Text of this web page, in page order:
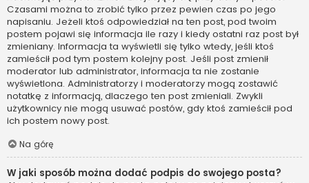
Czasami można to zrobić tylko przez pewien czas po jego
napisaniu. Jeżeli ktoś odpowiedział na ten post, pod twoim
postem pojawi się informacja ile razy i kiedy ostatni raz post był
zmieniany. Informacja ta wyświetli się tylko wtedy, jeśli ktoś
zamieścił pod tym postem kolejny post. Jeśli post zmienił
moderator lub administrator, informacja ta nie zostanie
wyświetlona. Administratorzy i moderatorzy mogą zostawić
notatkę z informacją, dlaczego ten post zmieniali. Zwykli
użytkownicy nie mogą usuwać postów, gdy ktoś zamieścił pod
ich postem nowy post.
Na górę
W jaki sposób można dodać podpis do swojego posta?